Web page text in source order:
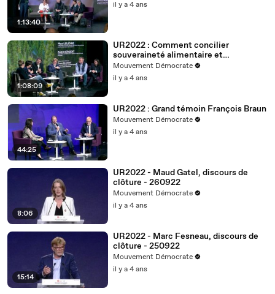
1:13:40
il y a 4 ans
1:08:09
UR2022 : Comment concilier
souveraineté alimentaire et
changement climatique ?
Mouvement Démocrate
il y a 4 ans
44:25
UR2022 : Grand témoin François Braun
Mouvement Démocrate
il y a 4 ans
8:06
UR2022 - Maud Gatel, discours de
clôture - 260922
Mouvement Démocrate
il y a 4 ans
15:14
UR2022 - Marc Fesneau, discours de
clôture - 250922
Mouvement Démocrate
il y a 4 ans